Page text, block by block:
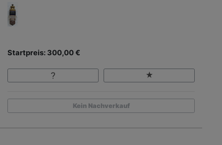
Startpreis: 300,00 €
Kein Nachverkauf